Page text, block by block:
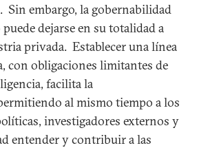
Sin embargo, la gobernabilidad
dejarse en su totalidad a
privada. Establecer una línea
con obligaciones limitantes de
facilita la
al mismo tiempo a los
investigadores externos y
entender y contribuir a las